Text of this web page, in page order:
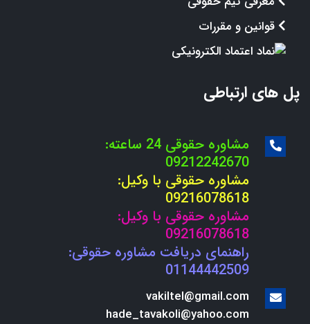
قوانین و مقررات
پل های ارتباطی
مشاوره حقوقی 24 ساعته:
09212242670
مشاوره حقوقی با وکیل:
09216078618
مشاوره حقوقی با وکیل:
09216078618
راهنمای دریافت مشاوره حقوقی:
01144442509
vakiltel@gmail.com
hade_tavakoli@yahoo.com